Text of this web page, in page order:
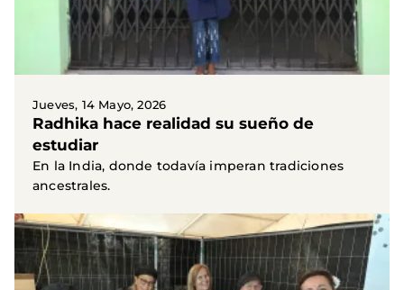
Jueves, 14 Mayo, 2026
Radhika hace realidad su sueño de
estudiar
En la India, donde todavía imperan tradiciones
ancestrales.